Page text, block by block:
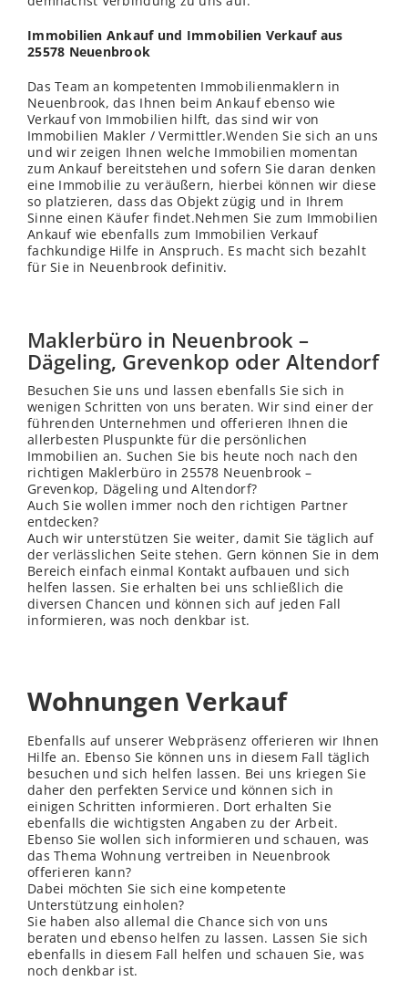
Immobilien Ankauf und Immobilien Verkauf aus
25578 Neuenbrook
Das Team an kompetenten Immobilienmaklern in
Neuenbrook, das Ihnen beim Ankauf ebenso wie
Verkauf von Immobilien hilft, das sind wir von
Immobilien Makler / Vermittler.Wenden Sie sich an uns
und wir zeigen Ihnen welche Immobilien momentan
zum Ankauf bereitstehen und sofern Sie daran denken
eine Immobilie zu veräußern, hierbei können wir diese
so platzieren, dass das Objekt zügig und in Ihrem
Sinne einen Käufer findet.Nehmen Sie zum Immobilien
Ankauf wie ebenfalls zum Immobilien Verkauf
fachkundige Hilfe in Anspruch. Es macht sich bezahlt
für Sie in Neuenbrook definitiv.
Maklerbüro in Neuenbrook –
Dägeling, Grevenkop oder Altendorf
Besuchen Sie uns und lassen ebenfalls Sie sich in
wenigen Schritten von uns beraten. Wir sind einer der
führenden Unternehmen und offerieren Ihnen die
allerbesten Pluspunkte für die persönlichen
Immobilien an. Suchen Sie bis heute noch nach den
richtigen Maklerbüro in 25578 Neuenbrook –
Grevenkop, Dägeling und Altendorf?
Auch Sie wollen immer noch den richtigen Partner
entdecken?
Auch wir unterstützen Sie weiter, damit Sie täglich auf
derverlässlichen Seite stehen. Gern können Sie in dem
Bereich einfach einmal Kontakt aufbauen und sich
helfen lassen. Sie erhalten bei uns schließlich die
diversen Chancen und können sich auf jeden Fall
informieren, was noch denkbar ist.
Wohnungen Verkauf
Ebenfalls auf unserer Webpräsenz offerieren wir Ihnen
Hilfe an. Ebenso Sie können uns in diesem Fall täglich
besuchen und sich helfen lassen. Bei uns kriegen Sie
daher den perfekten Service und können sich in
einigen Schritten informieren. Dort erhalten Sie
ebenfalls die wichtigsten Angaben zu der Arbeit.
Ebenso Sie wollen sich informieren und schauen, was
das Thema Wohnung vertreiben in Neuenbrook
offerieren kann?
Dabei möchten Sie sich eine kompetente
Unterstützung einholen?
Sie haben also allemal die Chance sich von uns
beraten und ebenso helfen zu lassen. Lassen Sie sich
ebenfalls in diesem Fall helfen und schauen Sie, was
noch denkbar ist.